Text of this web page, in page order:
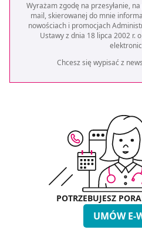
Wyrażam zgodę na przesyłanie,
mail, skierowanej do mnie
nowościach i promocjach
Ustawy z dnia 18 lipca 2002 r.
Chcesz się wypisać z
POTRZEBUJESZ
UMÓW E-